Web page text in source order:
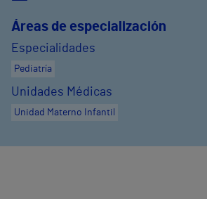
Áreas de especialización
Especialidades
Pediatría
Unidades Médicas
Unidad Materno Infantil